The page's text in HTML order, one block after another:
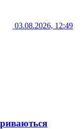
03.08.2026, 12:49